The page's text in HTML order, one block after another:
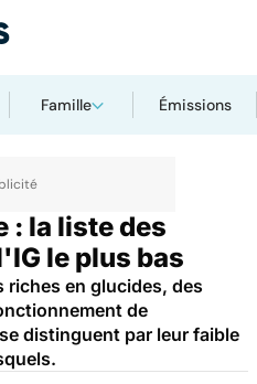
Famille Émissions
: la liste des
le plus bas
en glucides, des
de
distinguent par leur faible